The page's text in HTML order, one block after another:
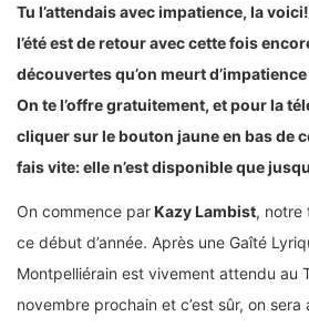
Tu l’attendais avec impatience, la
l’été est de retour avec cette fois
découvertes qu’on meurt
On te l’offre gratuitement, et pour la
cliquer sur le bouton jaune en bas de
fais vite: elle n’est disponible que
On commence parKazy Lambist, notre
ce début d’année. Après une Gaîté
Montpelliérain est vivement attendu au
novembre prochain et c’est sûr, on sera